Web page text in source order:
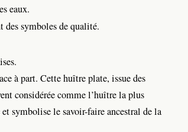
eaux.
des symboles de qualité.
à part. Cette huître plate, issue des
considérée comme l’huître la plus
et symbolise le savoir-faire ancestral de la